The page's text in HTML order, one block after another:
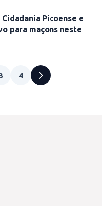
Picoense e
para maçons neste
4